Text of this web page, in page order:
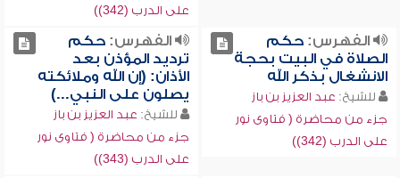
على الدرب (342))
الفهرس:حكم
الصلاة في البيت بحجة
الانشغال بذكر الله
للشيخ: عبد العزيز بن باز
جزء من محاضرة ( فتاوى نور
على الدرب (342))
الفهرس:حكم
ترديد المؤذن بعد
الأذان: (إن الله وملائكته
يصلون على النبي...)
للشيخ: عبد العزيز بن باز
جزء من محاضرة ( فتاوى نور
على الدرب (343))